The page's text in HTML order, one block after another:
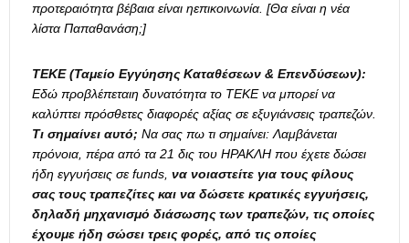
προτεραιότητα βέβαια είναι ηεπικοινωνία. [Θα είναι η νέα
λίστα Παπαθανάση;]
ΤΕΚΕ (Ταμείο Εγγύησης Καταθέσεων & Επενδύσεων):
Εδώ προβλέπεταιη δυνατότητα το ΤΕΚΕ να μπορεί να
καλύπτει πρόσθετες διαφορές αξίας σε εξυγιάνσεις τραπεζών.
Τι σημαίνει αυτό; Να σας πω τι σημαίνει: Λαμβάνεται
πρόνοια, πέρα από τα 21 δις του ΗΡΑΚΛΗ που έχετε δώσει
ήδη εγγυήσεις σεfunds, να νοιαστείτε για τους φίλους
σας τους τραπεζίτες και να δώσετε κρατικές εγγυήσεις,
δηλαδή μηχανισμό διάσωσης των τραπεζών, τις οποίες
έχουμε ήδη σώσει τρεις φορές, από τις οποίες